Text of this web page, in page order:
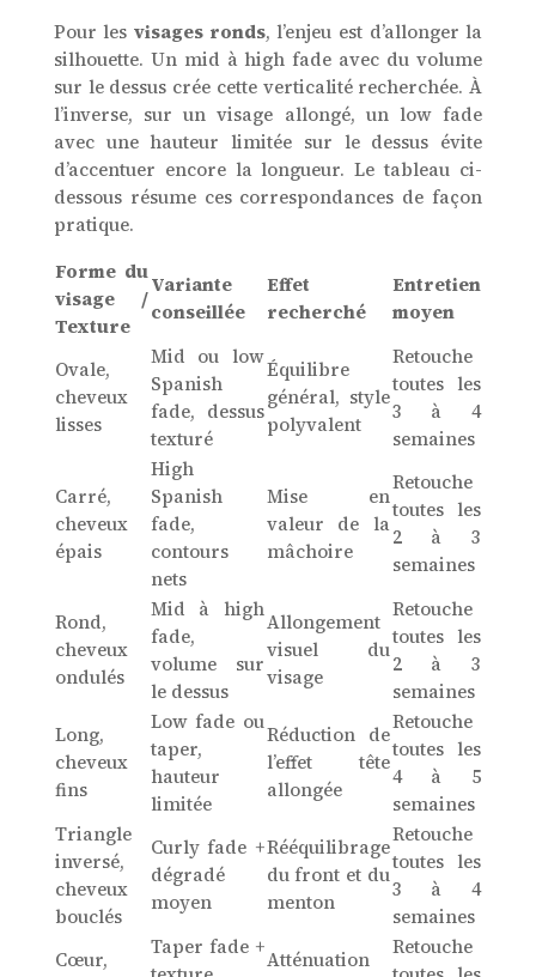
Pour lesvisages ronds, l’enjeu est d’allonger la
silhouette. Un mid à high fade avec du volume
sur le dessus crée cette verticalité recherchée. À
l’inverse, sur un visage allongé, un low fade
avec une hauteur limitée sur le dessus évite
d’accentuer encore la longueur. Le tableau ci-
dessous résume ces correspondances de façon
pratique.
Forme du
visage /
Texture
Variante
conseillée
Effet
recherché
Entretien
moyen
Ovale,
cheveux
lisses
Mid ou low
Spanish
fade, dessus
texturé
Équilibre
général, style
polyvalent
Retouche
toutes les
3 à 4
semaines
Carré,
cheveux
épais
High
Spanish
fade,
contours
nets
Mise en
valeur de la
mâchoire
Retouche
toutes les
2 à 3
semaines
Rond,
cheveux
ondulés
Mid à high
fade,
volume sur
le dessus
Allongement
visuel du
visage
Retouche
toutes les
2 à 3
semaines
Long,
cheveux
fins
Low fade ou
taper,
hauteur
limitée
Réduction de
l’effet tête
allongée
Retouche
toutes les
4 à 5
semaines
Triangle
inversé,
cheveux
bouclés
Curly fade +
dégradé
moyen
Rééquilibrage
du front et du
menton
Retouche
toutes les
3 à 4
semaines
Cœur,
Taper fade +
Atténuation
Retouche